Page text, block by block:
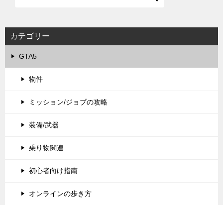
カテゴリー
GTA5
物件
ミッション/ジョブの攻略
装備/武器
乗り物関連
初心者向け指南
オンラインの歩き方